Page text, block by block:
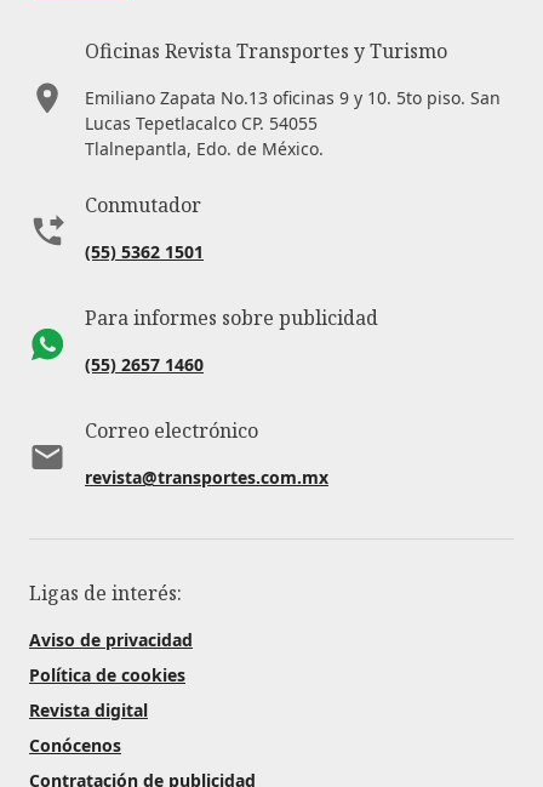
Oficinas Revista Transportes y Turismo
Emiliano Zapata No.13 oficinas 9 y 10. 5to piso. San
Lucas Tepetlacalco CP. 54055
Tlalnepantla, Edo. de México.
Conmutador
(55) 5362 1501
Para informes sobre publicidad
(55) 2657 1460
Correo electrónico
revista@transportes.com.mx
Ligas de interés:
Aviso de privacidad
Política de cookies
Revista digital
Conócenos
Contratación de publicidad